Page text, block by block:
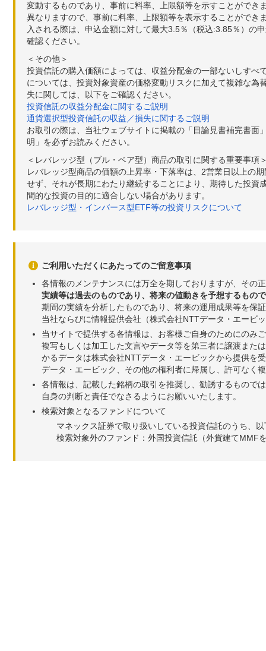
変動するものであり、事前に料率、上限額等を示すことがで
異なりますので、事前に料率、上限額等を表示することがで
入される際は、申込金額に対して最大3.5％（税込:3.85％）の
確認ください。
＜その他＞
投資信託の購入価額によっては、収益分配金の一部ないしす
については、投資対象資産の価格変動リスクに加えて複雑な
失に関しては、以下をご確認ください。
投資信託の収益分配金に関するご説明
通貨選択型投資信託の収益／損失に関するご説明
お取引の際は、当社ウェブサイトに掲載の「目論見書補完書
明」を必ずお読みください。
＜レバレッジ型（ブル・ベア型）商品の取引に関する重要事項
レバレッジ型商品の価額の上昇率・下落率は、2営業日以上の
せず、それが長期にわたり継続することにより、期待した投
間的な投資の目的に適合しない場合があります。
レバレッジ型・インバース型ETF等の投資リスクについて
ご利用いただくにあたってのご留意事項
各情報のメンテナンスには万全を期しておりますが、その
実績等は過去のものであり、将来の値動きを予想するもの
期間の実績を分析したものであり、将来の運用成果等を保
当社ならびに情報提供会社（株式会社NTTデータ・エービ
当サイトで提供する各情報は、お客様ご自身のためにのみ
複写もしくは加工した文言やデータ等を第三者に譲渡また
かるデータは株式会社NTTデータ・エービックから提供を
データ・エービック、その他の権利者に帰属し、許可なく
各情報は、記載した銘柄の取引を推奨し、勧誘するもので
自身の判断と責任でなさるようにお願いいたします。
検索対象となるファンドについて
マネックス証券で取り扱いしている投資信託のうち、
検索対象外のファンド：外国投資信託（外貨建てMMF